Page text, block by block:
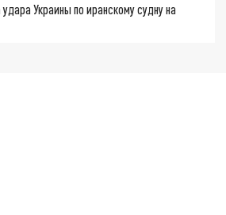
Украины по иранскому судну на